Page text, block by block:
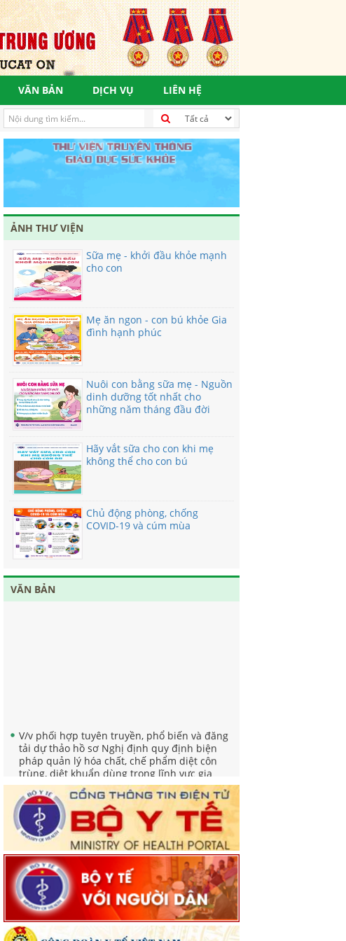
VĂN BẢN DỊCH VỤ LIÊN HỆ
ẢNH THƯ VIỆN
Sữa mẹ - khởi đầu khỏe mạnh
cho con
Mẹ ăn ngon - con bú khỏe Gia
đình hạnh phúc
Nuôi con bằng sữa mẹ - Nguồn
dinh dưỡng tốt nhất cho
những năm tháng đầu đời
Hãy vắt sữa cho con khi mẹ
không thể cho con bú
Chủ động phòng, chống
COVID-19 và cúm mùa
VĂN BẢN
tải dự thảo hồ sơ Nghị định quy định biện
pháp quản lý hóa chất, chế phẩm diệt côn
trùng, diệt khuẩn dùng trong lĩnh vực gia
dụng và y tế
Quyết định ban hành Thể lệ cuộc thi Sản
phẩm phát thanh, truyền hình về gương sáng
trong công tác phòng bệnh năm 2026
Triển khai Tuần lễ thế giới nuôi con bằng sữa
mẹ năm 2026
Về việc triển khai hoạt động hưởng ứng "Ngày
thế giới phòng, chống mua bán người" và
"Ngày toàn dân phòng, chống mua bán người"
năm 2026
Quyết định Phê duyệt Kế hoạch triển khai
nhiệm vụ khám sức khoẻ định kỳ hoặc khám